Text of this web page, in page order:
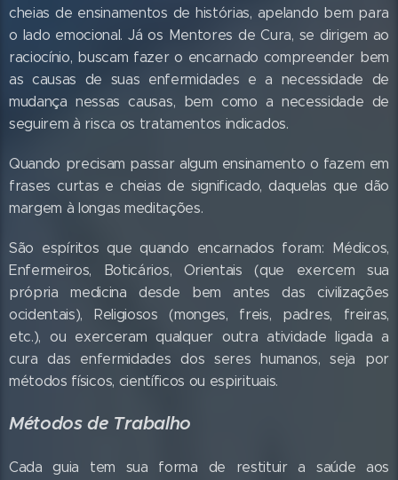
cheias de ensinamentos de histórias, apelando bem para
o lado emocional. Já os Mentores de Cura, se dirigem ao
raciocínio, buscam fazer o encarnado compreender bem
as causas de suas enfermidades e a necessidade de
mudança nessas causas, bem como a necessidade de
seguirem à risca os tratamentos indicados.
Quando precisam passar algum ensinamento o fazem em
frases curtas e cheias de significado, daquelas que dão
margem à longas meditações.
São espíritos que quando encarnados foram: Médicos,
Enfermeiros, Boticários, Orientais (que exercem sua
própria medicina desde bem antes das civilizações
ocidentais), Religiosos (monges, freis, padres, freiras,
etc.), ou exerceram qualquer outra atividade ligada a
cura das enfermidades dos seres humanos, seja por
métodos físicos, científicos ou espirituais.
Métodos de Trabalho
Cada guia tem sua forma de restituir a saúde aos